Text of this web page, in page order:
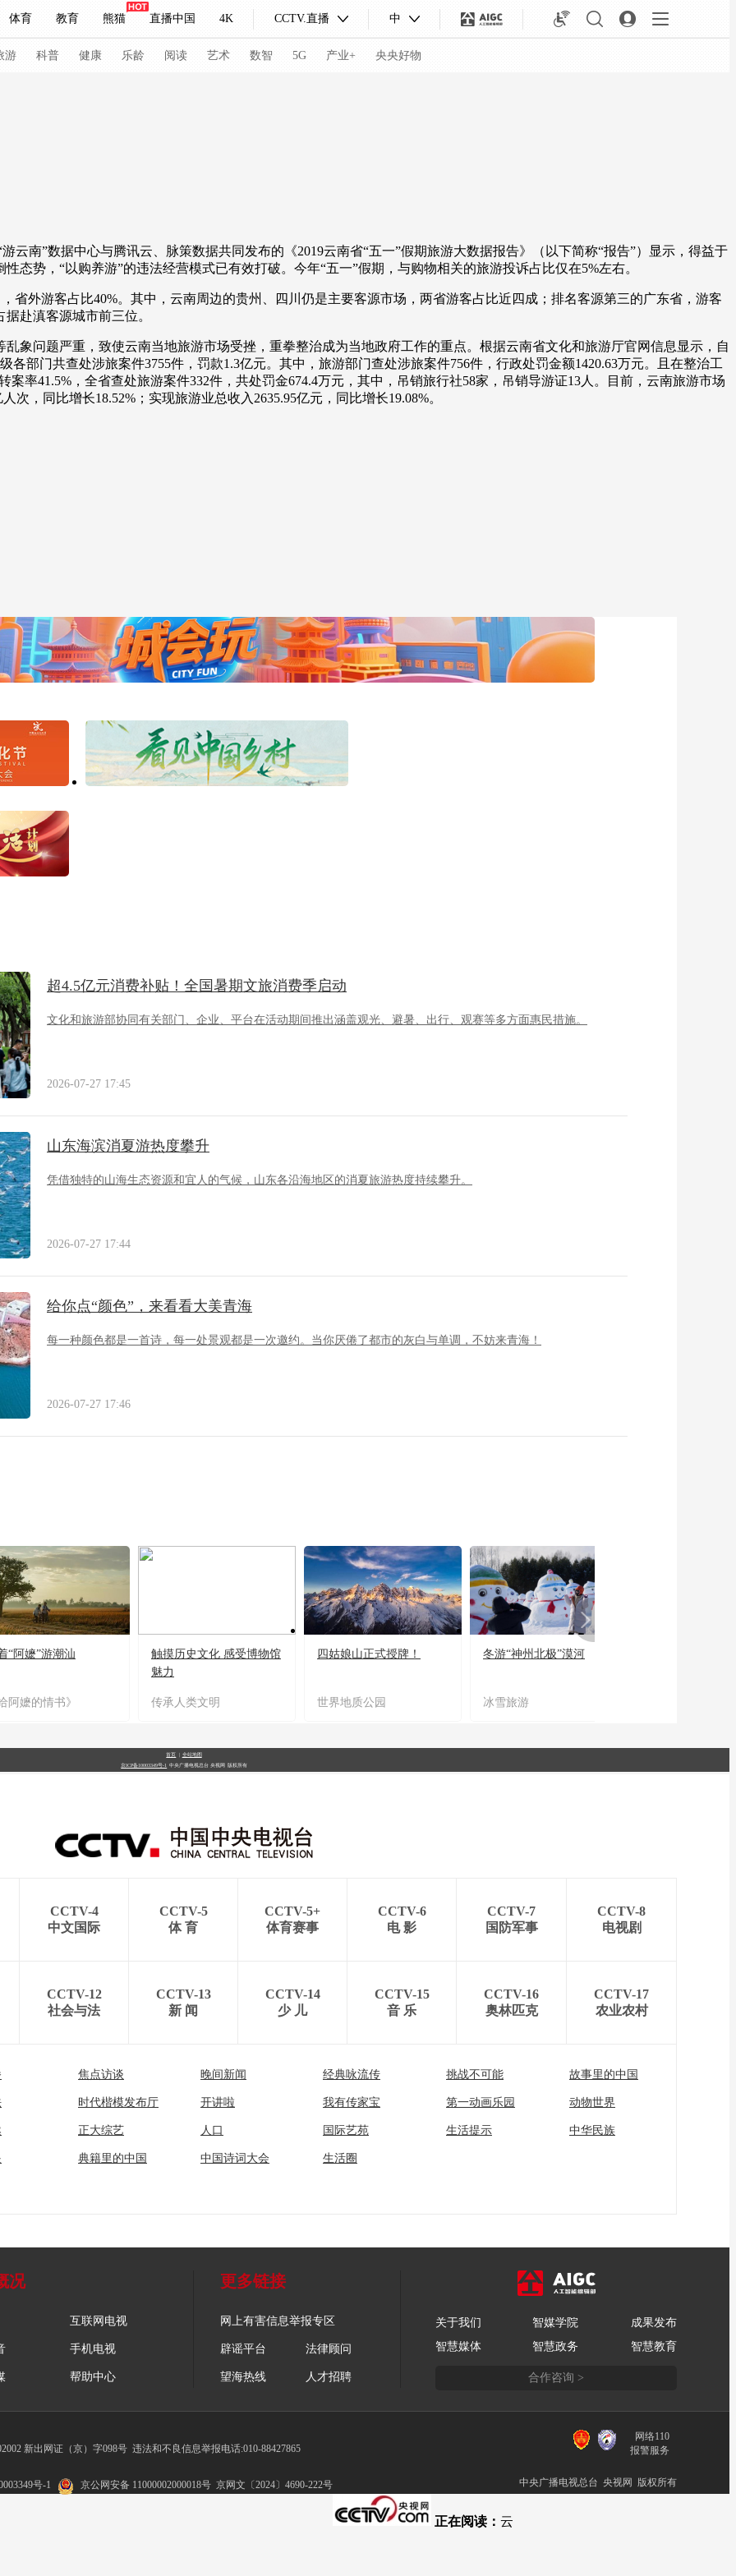
体育 教育 熊猫 直播中国 4K CCTV.直播 中
妙语 热解读 天天学习
持人 下载央视影音
游 科普 健康 乐龄 阅读 艺术 数智 5G 产业+ 央央好物
道 VR/AR 4K专区 全景新闻
会 CBA NBA 中超
体育江湖 文化体育 冰雪道路 足球道路
央博 非遗 文化 旅游 科普 健康 乐龄 阅读 艺术
”数据中心与腾讯云、脉策数据共同发布的《2019云南省“五一”假期旅游大数据报告》（以下简称“报告”）显示，得益于
态势，“以购养游”的违法经营模式已有效打破。今年“五一”假期，与购物相关的旅游投诉占比仅在5%左右。
外游客占比40%。其中，云南周边的贵州、四川仍是主要客源市场，两省游客占比近四成；排名客源第三的广东省，游客
赴滇客源城市前三位。
问题严重，致使云南当地旅游市场受挫，重拳整治成为当地政府工作的重点。根据云南省文化和旅游厅官网信息显示，自
部门共查处涉旅案件3755件，罚款1.3亿元。其中，旅游部门查处涉旅案件756件，行政处罚金额1420.63万元。且在整治工
案率41.5%，全省查处旅游案件332件，共处罚金674.4万元，其中，吊销旅行社58家，吊销导游证13人。目前，云南旅游市场
，同比增长18.52%；实现旅游业总收入2635.95亿元，同比增长19.08%。
超4.5亿元消费补贴！全国暑期文旅消费季启动
文化和旅游部协同有关部门、企业、平台在活动期间推出涵盖观光、避暑、出行、观赛等多方面惠民措施。
2026-07-27 17:45
山东海滨消夏游热度攀升
凭借独特的山海生态资源和宜人的气候，山东各沿海地区的消夏旅游热度持续攀升。
2026-07-27 17:44
给你点“颜色”，来看看大美青海
每一种颜色都是一首诗，每一处景观都是一次邀约。当你厌倦了都市的灰白与单调，不妨来青海！
2026-07-27 17:46
“阿嬷”游潮汕
阿嬷的情书》
触摸历史文化 感受博物馆
魅力
传承人类文明
四姑娘山正式授牌！
世界地质公园
冬游“神州北极”漠河
冰雪旅游
首页 全站地图
京ICP备10003349号-1 中央广播电视总台 央视网 版权所有
CCTV-4
中文国际
CCTV-5
体 育
CCTV-5+
体育赛事
CCTV-6
电 影
CCTV-7
国防军事
CCTV-8
电视剧
CCTV-12
社会与法
CCTV-13
新 闻
CCTV-14
少 儿
CCTV-15
音 乐
CCTV-16
奥林匹克
CCTV-17
农业农村
焦点访谈 晚间新闻 经典咏流传 挑战不可能 故事里的中国
时代楷模发布厅 开讲啦 我有传家宝 第一动画乐园 动物世界
正大综艺 人口 国际艺苑 生活提示 中华民族
典籍里的中国 中国诗词大会 生活圈
况
互联网电视
手机电视
帮助中心
更多链接
网上有害信息举报专区
辟谣平台 法律顾问
望海热线 人才招聘
关于我们 智媒学院
成果发布
智慧媒体
智慧政务 智慧教育
合作咨询 >
新出网证（京）字098号 违法和不良信息举报电话:010-88427865
号-1 京公网安备 11000002000018号 京网文〔2024〕4690-222号
网络110
报警服务
中央广播电视总台 央视网 版权所有
正在阅读： 云